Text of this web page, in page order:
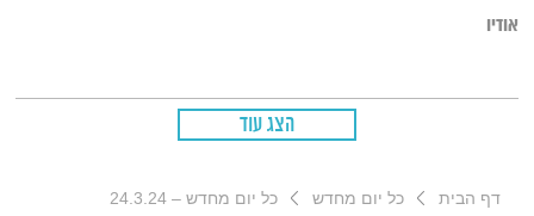
אודיו
הצג עוד
דף הבית כל יום מחדש כל יום מחדש – 24.3.24